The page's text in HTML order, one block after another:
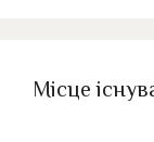
Місце